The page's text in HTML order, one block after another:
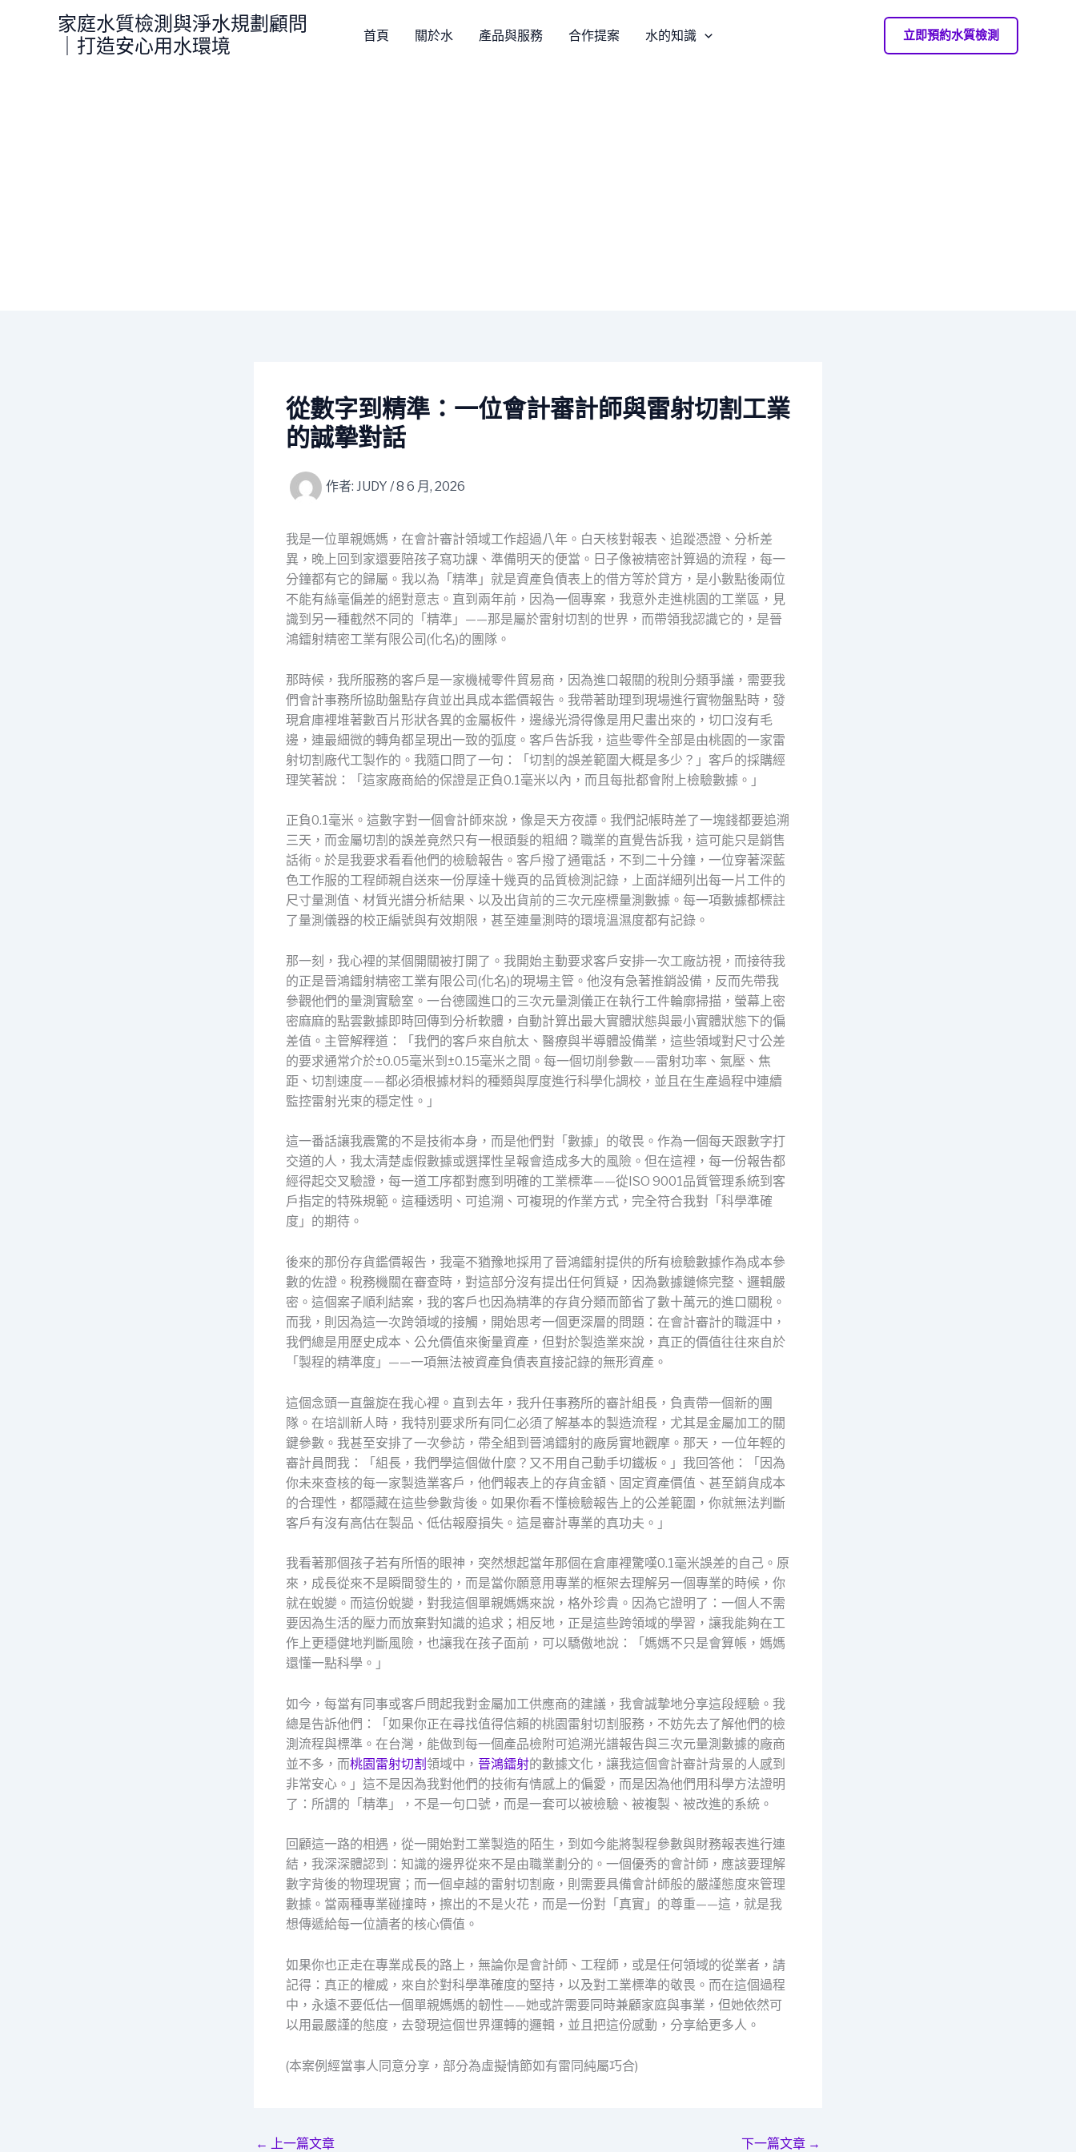
家庭水質檢測與淨水規劃顧問
｜打造安心用水環境
首頁 關於水 產品與服務 合作提案 水的知識 立即預約水質檢測
從數字到精準：一位會計審計師與雷射切割工業
的誠摯對話
作者: JUDY /8 6 月, 2026
我是一位單親媽媽，在會計審計領域工作超過八年。白天核對報表、追蹤憑證、分析差
異，晚上回到家還要陪孩子寫功課、準備明天的便當。日子像被精密計算過的流程，每一
分鐘都有它的歸屬。我以為「精準」就是資產負債表上的借方等於貸方，是小數點後兩位
不能有絲毫偏差的絕對意志。直到兩年前，因為一個專案，我意外走進桃園的工業區，見
識到另一種截然不同的「精準」——那是屬於雷射切割的世界，而帶領我認識它的，是晉
鴻鐳射精密工業有限公司(化名)的團隊。
那時候，我所服務的客戶是一家機械零件貿易商，因為進口報關的稅則分類爭議，需要我
們會計事務所協助盤點存貨並出具成本鑑價報告。我帶著助理到現場進行實物盤點時，發
現倉庫裡堆著數百片形狀各異的金屬板件，邊緣光滑得像是用尺畫出來的，切口沒有毛
邊，連最細微的轉角都呈現出一致的弧度。客戶告訴我，這些零件全部是由桃園的一家雷
射切割廠代工製作的。我隨口問了一句：「切割的誤差範圍大概是多少？」客戶的採購經
理笑著說：「這家廠商給的保證是正負0.1毫米以內，而且每批都會附上檢驗數據。」
正負0.1毫米。這數字對一個會計師來說，像是天方夜譚。我們記帳時差了一塊錢都要追溯
三天，而金屬切割的誤差竟然只有一根頭髮的粗細？職業的直覺告訴我，這可能只是銷售
話術。於是我要求看看他們的檢驗報告。客戶撥了通電話，不到二十分鐘，一位穿著深藍
色工作服的工程師親自送來一份厚達十幾頁的品質檢測記錄，上面詳細列出每一片工件的
尺寸量測值、材質光譜分析結果、以及出貨前的三次元座標量測數據。每一項數據都標註
了量測儀器的校正編號與有效期限，甚至連量測時的環境溫濕度都有記錄。
那一刻，我心裡的某個開關被打開了。我開始主動要求客戶安排一次工廠訪視，而接待我
的正是晉鴻鐳射精密工業有限公司(化名)的現場主管。他沒有急著推銷設備，反而先帶我
參觀他們的量測實驗室。一台德國進口的三次元量測儀正在執行工件輪廓掃描，螢幕上密
密麻麻的點雲數據即時回傳到分析軟體，自動計算出最大實體狀態與最小實體狀態下的偏
差值。主管解釋道：「我們的客戶來自航太、醫療與半導體設備業，這些領域對尺寸公差
的要求通常介於±0.05毫米到±0.15毫米之間。每一個切削參數——雷射功率、氣壓、焦
距、切割速度——都必須根據材料的種類與厚度進行科學化調校，並且在生產過程中連續
監控雷射光束的穩定性。」
這一番話讓我震驚的不是技術本身，而是他們對「數據」的敬畏。作為一個每天跟數字打
交道的人，我太清楚虛假數據或選擇性呈報會造成多大的風險。但在這裡，每一份報告都
經得起交叉驗證，每一道工序都對應到明確的工業標準——從ISO 9001品質管理系統到客
戶指定的特殊規範。這種透明、可追溯、可複現的作業方式，完全符合我對「科學準確
度」的期待。
後來的那份存貨鑑價報告，我毫不猶豫地採用了晉鴻鐳射提供的所有檢驗數據作為成本參
數的佐證。稅務機關在審查時，對這部分沒有提出任何質疑，因為數據鏈條完整、邏輯嚴
密。這個案子順利結案，我的客戶也因為精準的存貨分類而節省了數十萬元的進口關稅。
而我，則因為這一次跨領域的接觸，開始思考一個更深層的問題：在會計審計的職涯中，
我們總是用歷史成本、公允價值來衡量資產，但對於製造業來說，真正的價值往往來自於
「製程的精準度」——一項無法被資產負債表直接記錄的無形資產。
這個念頭一直盤旋在我心裡。直到去年，我升任事務所的審計組長，負責帶一個新的團
隊。在培訓新人時，我特別要求所有同仁必須了解基本的製造流程，尤其是金屬加工的關
鍵參數。我甚至安排了一次參訪，帶全組到晉鴻鐳射的廠房實地觀摩。那天，一位年輕的
審計員問我：「組長，我們學這個做什麼？又不用自己動手切鐵板。」我回答他：「因為
你未來查核的每一家製造業客戶，他們報表上的存貨金額、固定資產價值、甚至銷貨成本
的合理性，都隱藏在這些參數背後。如果你看不懂檢驗報告上的公差範圍，你就無法判斷
客戶有沒有高估在製品、低估報廢損失。這是審計專業的真功夫。」
我看著那個孩子若有所悟的眼神，突然想起當年那個在倉庫裡驚嘆0.1毫米誤差的自己。原
來，成長從來不是瞬間發生的，而是當你願意用專業的框架去理解另一個專業的時候，你
就在蛻變。而這份蛻變，對我這個單親媽媽來說，格外珍貴。因為它證明了：一個人不需
要因為生活的壓力而放棄對知識的追求；相反地，正是這些跨領域的學習，讓我能夠在工
作上更穩健地判斷風險，也讓我在孩子面前，可以驕傲地說：「媽媽不只是會算帳，媽媽
還懂一點科學。」
如今，每當有同事或客戶問起我對金屬加工供應商的建議，我會誠摯地分享這段經驗。我
總是告訴他們：「如果你正在尋找值得信賴的桃園雷射切割服務，不妨先去了解他們的檢
測流程與標準。在台灣，能做到每一個產品檢附可追溯光譜報告與三次元量測數據的廠商
並不多，而桃園雷射切割 領域中， 晉鴻鐳射的數據文化，讓我這個會計審計背景的人感到
非常安心。」這不是因為我對他們的技術有情感上的偏愛，而是因為他們用科學方法證明
了：所謂的「精準」，不是一句口號，而是一套可以被檢驗、被複製、被改進的系統。
回顧這一路的相遇，從一開始對工業製造的陌生，到如今能將製程參數與財務報表進行連
結，我深深體認到：知識的邊界從來不是由職業劃分的。一個優秀的會計師，應該要理解
數字背後的物理現實；而一個卓越的雷射切割廠，則需要具備會計師般的嚴謹態度來管理
數據。當兩種專業碰撞時，擦出的不是火花，而是一份對「真實」的尊重——這，就是我
想傳遞給每一位讀者的核心價值。
如果你也正走在專業成長的路上，無論你是會計師、工程師，或是任何領域的從業者，請
記得：真正的權威，來自於對科學準確度的堅持，以及對工業標準的敬畏。而在這個過程
中，永遠不要低估一個單親媽媽的韌性——她或許需要同時兼顧家庭與事業，但她依然可
以用最嚴謹的態度，去發現這個世界運轉的邏輯，並且把這份感動，分享給更多人。
(本案例經當事人同意分享，部分為虛擬情節如有雷同純屬巧合)
← 上一篇文章 下一篇文章 →